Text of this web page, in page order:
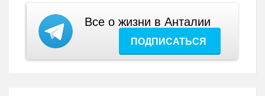
Все о жизни в Анталии
ПОДПИСАТЬСЯ